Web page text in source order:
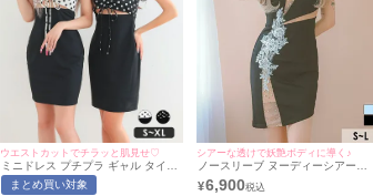
ウエストカットでチラッと肌見せ♡
ミニドレス プチプラ ギャル タイト
ノースリーブ ドット柄 低身長 ウエ
ストカット ガーリー モノトーン キ
まとめ買い対象
シアーな透けで妖艶ボディに導く♪
ノースリーブ ヌーディーシアース
トーン バストシースルー 刺繍 アシ
メ 谷間魅せ タイトミニドレス (Sサ
¥6,900